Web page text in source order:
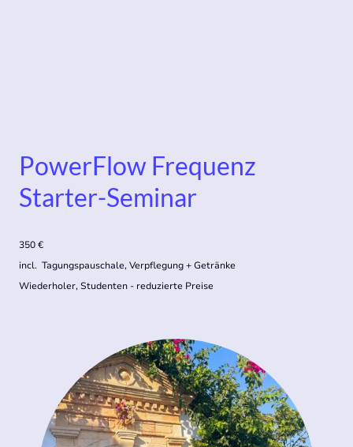
PowerFlow Frequenz
Starter-Seminar
350 €
incl. Tagungspauschale, Verpflegung + Getränke
Wiederholer, Studenten - reduzierte Preise